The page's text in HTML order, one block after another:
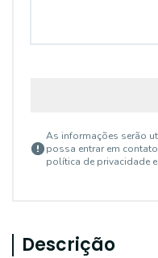
As informações serão
possa entrar em
política de privacidade
Descrição